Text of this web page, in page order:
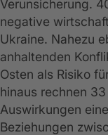
Verunsicherung.
negative
Ukraine. Nahezu
anhaltenden
Osten als Risiko
hinaus rechnen
Auswirkungen
Beziehungen